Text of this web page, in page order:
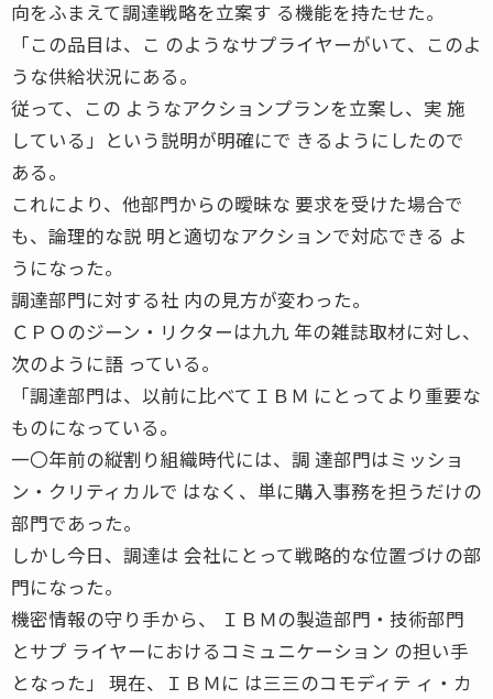
向をふまえて調達戦略を立案す る機能を持たせた。
「この品目は、こ のようなサプライヤーがいて、このよ
うな供給状況にある。
従って、この ようなアクションプランを立案し、実 施
している」という説明が明確にで きるようにしたので
ある。
これにより、他部門からの曖昧な 要求を受けた場合で
も、論理的な説 明と適切なアクションで対応できる よ
うになった。
調達部門に対する社 内の見方が変わった。
ＣＰＯのジーン・リクターは九九 年の雑誌取材に対し、
次のように語 っている。
「調達部門は、以前に比べてＩＢＭ にとってより重要な
ものになっている。
一〇年前の縦割り組織時代には、調 達部門はミッショ
ン・クリティカルで はなく、単に購入事務を担うだけの
部門であった。
しかし今日、調達は 会社にとって戦略的な位置づけの部
門になった。
機密情報の守り手から、 ＩＢＭの製造部門・技術部門
とサプ ライヤーにおけるコミュニケーション の担い手
となった」 現在、ＩＢＭに は三三のコモディテ ィ・カ